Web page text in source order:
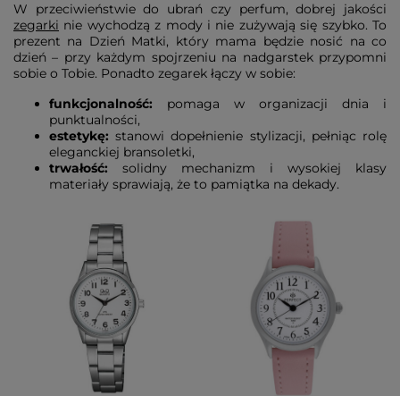
W przeciwieństwie do ubrań czy perfum, dobrej jakości
zegarki nie wychodzą z mody i nie zużywają się szybko. To
prezent na Dzień Matki, który mama będzie nosić na co
dzień – przy każdym spojrzeniu na nadgarstek przypomni
sobie o Tobie. Ponadto zegarek łączy w sobie:
funkcjonalność: pomaga w organizacji dnia i
punktualności,
estetykę: stanowi dopełnienie stylizacji, pełniąc rolę
eleganckiej bransoletki,
trwałość: solidny mechanizm i wysokiej klasy
materiały sprawiają, że to pamiątka na dekady.